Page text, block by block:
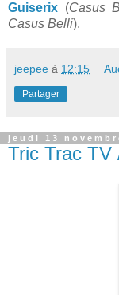
Guiserix (Casus
Casus Belli).
jeepee à 12:15
Partager
jeudi 13
Tric Trac TV